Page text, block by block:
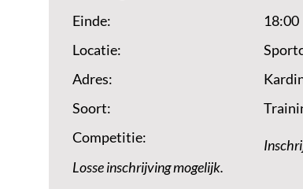
Einde:
18:00
Locatie:
Adres:
Soort:
Competitie:
Losse inschrijving mogelijk.